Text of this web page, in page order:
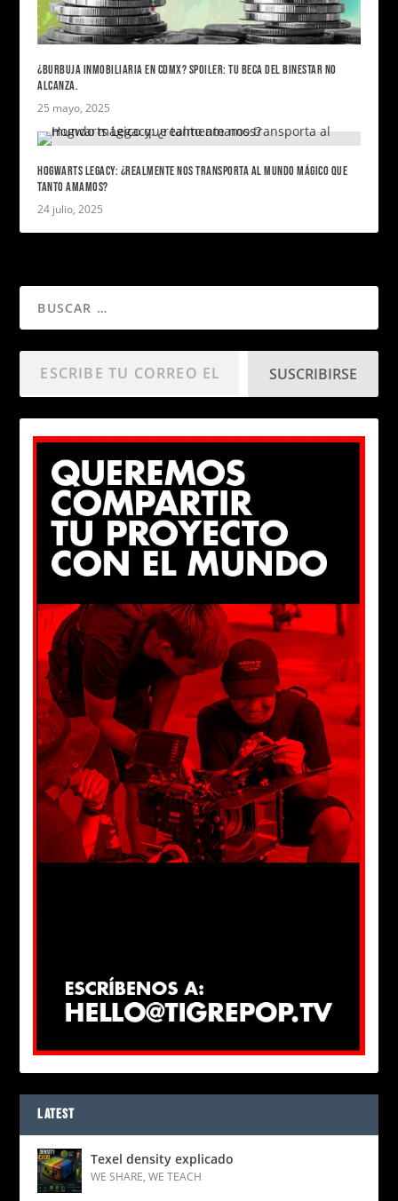
¿BURBUJA INMOBILIARIA EN CDMX? SPOILER: TU BECA DEL BINESTAR NO
ALCANZA.
25 mayo, 2025
HOGWARTS LEGACY: ¿REALMENTE NOS TRANSPORTA AL MUNDO MÁGICO QUE
TANTO AMAMOS?
24 julio, 2025
SUSCRIBIRSE
LATEST
Texel density explicado
WE SHARE,WE TEACH